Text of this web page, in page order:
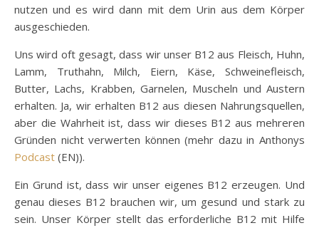
nutzen und es wird dann mit dem Urin aus dem Körper
ausgeschieden.
Uns wird oft gesagt, dass wir unser B12 aus Fleisch, Huhn,
Lamm, Truthahn, Milch, Eiern, Käse, Schweinefleisch,
Butter, Lachs, Krabben, Garnelen, Muscheln und Austern
erhalten. Ja, wir erhalten B12 aus diesen Nahrungsquellen,
aber die Wahrheit ist, dass wir dieses B12 aus mehreren
Gründen nicht verwerten können (mehr dazu in Anthonys
Podcast (EN)).
Ein Grund ist, dass wir unser eigenes B12 erzeugen. Und
genau dieses B12 brauchen wir, um gesund und stark zu
sein. Unser Körper stellt das erforderliche B12 mit Hilfe